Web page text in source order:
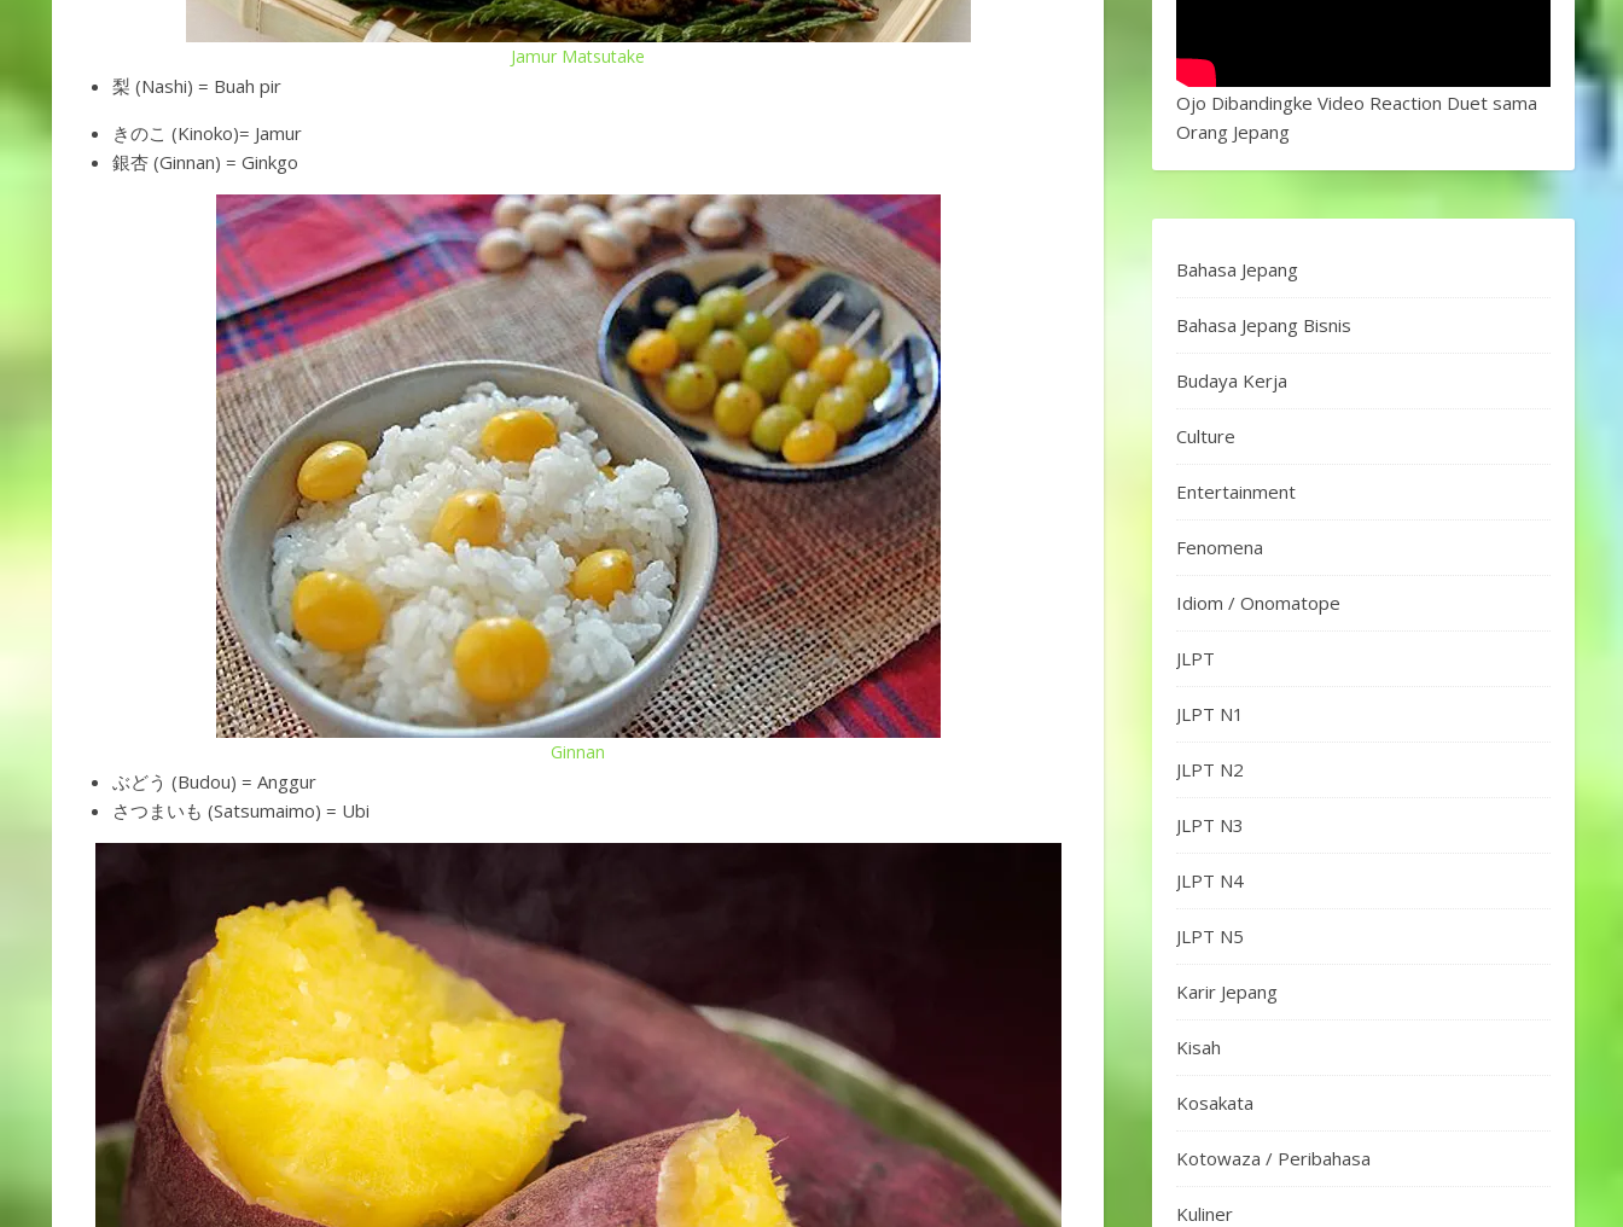
Jamur Matsutake
梨 (Nashi) = Buah pir
きのこ (Kinoko)= Jamur
銀杏 (Ginnan) = Ginkgo
Ginnan
ぶどう (Budou) = Anggur
さつまいも (Satsumaimo) = Ubi
Ojo Dibandingke Video Reaction Duet sama
Orang Jepang
Bahasa Jepang
Bahasa Jepang Bisnis
Budaya Kerja
Culture
Entertainment
Fenomena
Idiom / Onomatope
JLPT
JLPT N1
JLPT N2
JLPT N3
JLPT N4
JLPT N5
Karir Jepang
Kisah
Kosakata
Kotowaza / Peribahasa
Kuliner